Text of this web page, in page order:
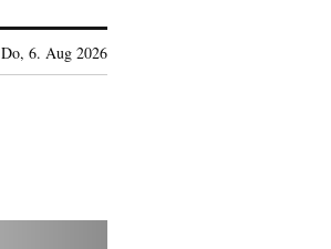
Do, 6. Aug 2026